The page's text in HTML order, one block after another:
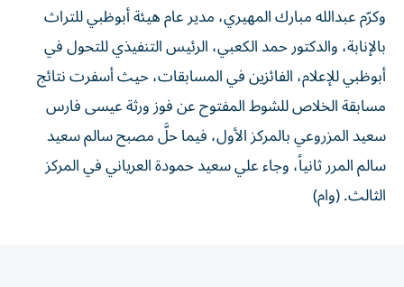
وكرّم عبدالله مبارك المهيري، مدير عام هيئة أبوظبي للتراث
بالإنابة، والدكتور حمد الكعبي، الرئيس التنفيذي للتحول في
أبوظبي للإعلام، الفائزين في المسابقات، حيث أسفرت نتائج
مسابقة الخلاص للشوط المفتوح عن فوز ورثة عيسى فارس
سعيد المزروعي بالمركز الأول، فيما حلَّ مصبح سالم سعيد
سالم المرر ثانياً، وجاء علي سعيد حمودة العرياني في المركز
الثالث. (وام)